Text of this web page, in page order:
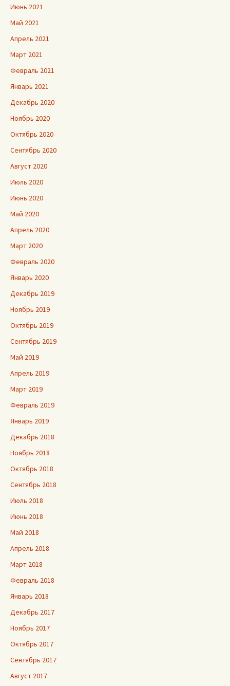
Июнь 2021
Май 2021
Апрель 2021
Март 2021
Февраль 2021
Январь 2021
Декабрь 2020
Ноябрь 2020
Октябрь 2020
Сентябрь 2020
Август 2020
Июль 2020
Июнь 2020
Май 2020
Апрель 2020
Март 2020
Февраль 2020
Январь 2020
Декабрь 2019
Ноябрь 2019
Октябрь 2019
Сентябрь 2019
Май 2019
Апрель 2019
Март 2019
Февраль 2019
Январь 2019
Декабрь 2018
Ноябрь 2018
Октябрь 2018
Сентябрь 2018
Июль 2018
Июнь 2018
Май 2018
Апрель 2018
Март 2018
Февраль 2018
Январь 2018
Декабрь 2017
Ноябрь 2017
Октябрь 2017
Сентябрь 2017
Август 2017